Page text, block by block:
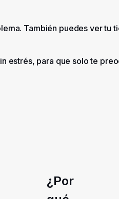
También puedes ver tu
estrés, para que solo te
¿Por